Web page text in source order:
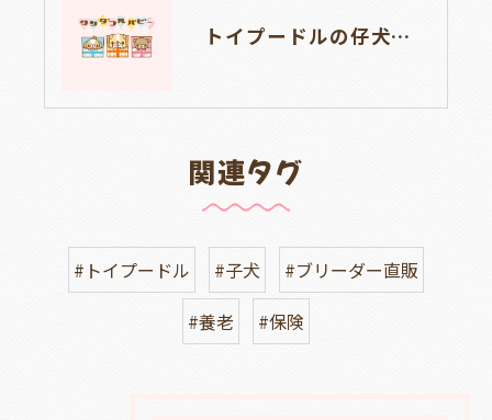
トイプードルの仔犬のお目目があいたよ👀🐶岐阜県養老町のブリーダーワンダフルパピーです。
関連タグ
#トイプードル #子犬
#ブリーダー直販
#養老
#保険